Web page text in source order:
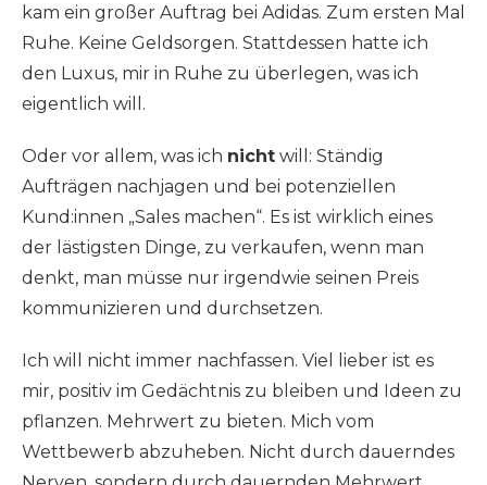
kam ein großer Auftrag bei Adidas. Zum ersten Mal
Ruhe. Keine Geldsorgen. Stattdessen hatte ich
den Luxus, mir in Ruhe zu überlegen, was ich
eigentlich will.
Oder vor allem, was ich nicht will: Ständig
Aufträgen nachjagen und bei potenziellen
Kund:innen „Sales machen“. Es ist wirklich eines
der lästigsten Dinge, zu verkaufen, wenn man
denkt, man müsse nur irgendwie seinen Preis
kommunizieren und durchsetzen.
Ich will nicht immer nachfassen. Viel lieber ist es
mir, positiv im Gedächtnis zu bleiben und Ideen zu
pflanzen. Mehrwert zu bieten. Mich vom
Wettbewerb abzuheben. Nicht durch dauerndes